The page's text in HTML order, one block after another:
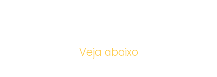
Veja abaixo